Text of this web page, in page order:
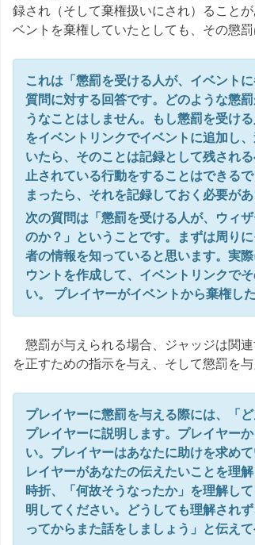
録され（そして棄権扱いにされ）ること
ベントを棄権していたとしても、その懲罰
これは「懲罰を受ける人が、イベント
質問に対する回答です。どのような懲
うなことはしません。もし懲罰を受け
をイベントリンクでイベントに追加し
いたら、そのことは記録として残され
止されている行動をすることはできる
まったら、それを記録しておく必要があ
次の質問は「懲罰を受ける人が、ウィ
のか？」ということです。まずは周り
者の情報を知っていると思います。実
ウントを作成して、イベントリンクで
い。 プレイヤーがイベントから棄権し
懲罰が与えられる場合、ジャッジは関
を正すための指示を与え、そして懲罰を
プレイヤーに懲罰を与える際には、「
プレイヤーに説明します。プレイヤー
い。プレイヤーはあなたに助けを求め
レイヤーがあなたの伝えたいことを理
時折、「何故そうなったか」を理解し
明してください。どうしても理解され
ってからまた話をしましょう」と伝え